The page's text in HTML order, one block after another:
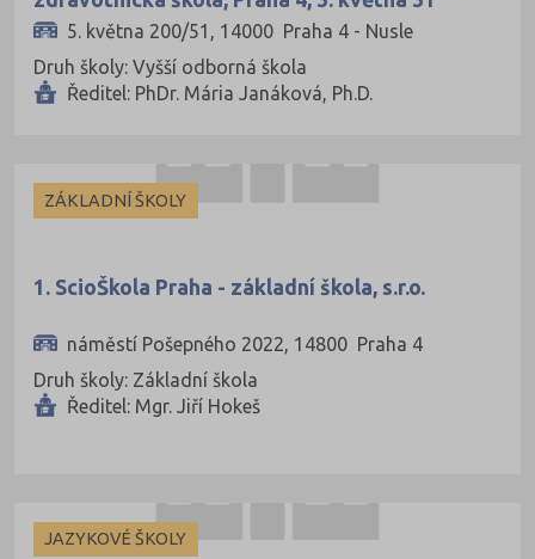
Chomutov (65)
Chrudim (88)
Jičín (75)
Jindřichův Hradec (76)
Karviná (145)
Kladno (129)
Kroměříž (96)
5. května 200/51, 14000 Praha 4 - Nusle
Druh školy: Vyšší odborná škola
Ředitel: PhDr. Mária Janáková, Ph.D.
ZÁKLADNÍ ŠKOLY
1. ScioŠkola Praha - základní škola, s.r.o.
náměstí Pošepného 2022, 14800 Praha 4
Druh školy: Základní škola
Ředitel: Mgr. Jiří Hokeš
JAZYKOVÉ ŠKOLY